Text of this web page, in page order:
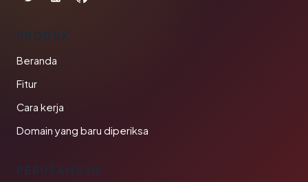
PRODUK
Beranda
Fitur
Cara kerja
Domain yang baru diperiksa
PERUSAHAAN